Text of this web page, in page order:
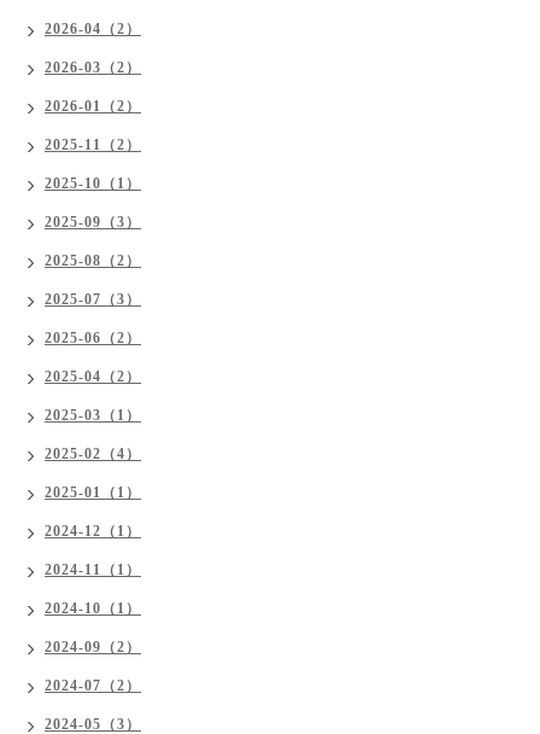
2026-04（2）
2026-03（2）
2026-01（2）
2025-11（2）
2025-10（1）
2025-09（3）
2025-08（2）
2025-07（3）
2025-06（2）
2025-04（2）
2025-03（1）
2025-02（4）
2025-01（1）
2024-12（1）
2024-11（1）
2024-10（1）
2024-09（2）
2024-07（2）
2024-05（3）